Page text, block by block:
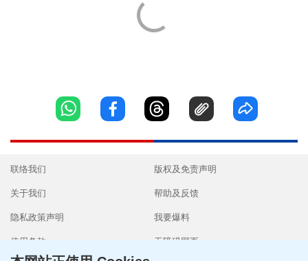
联络我们
关于我们
隐私政策声明
使用条款
版权及免责声明
帮助及反馈
我要爆料
无障碍网页